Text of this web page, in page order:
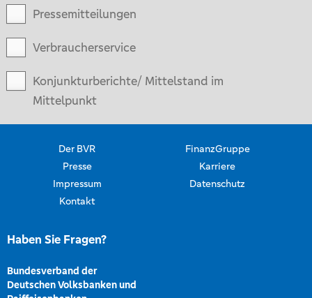
Pressemitteilungen
Verbraucherservice
Konjunkturberichte/ Mittelstand im
Mittelpunkt
Der BVR
FinanzGruppe
Presse
Karriere
Impressum
Datenschutz
Kontakt
Haben Sie Fragen?
Bundesverband der
Deutschen Volksbanken und